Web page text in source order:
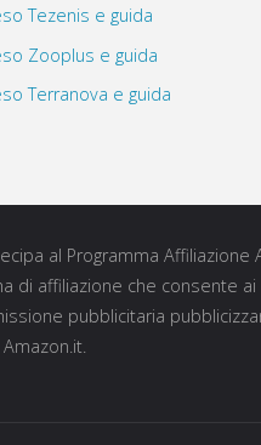
Tezenis e guida
Zooplus e guida
Terranova e guida
al Programma Affiliazione
di affiliazione che consente
pubblicitaria